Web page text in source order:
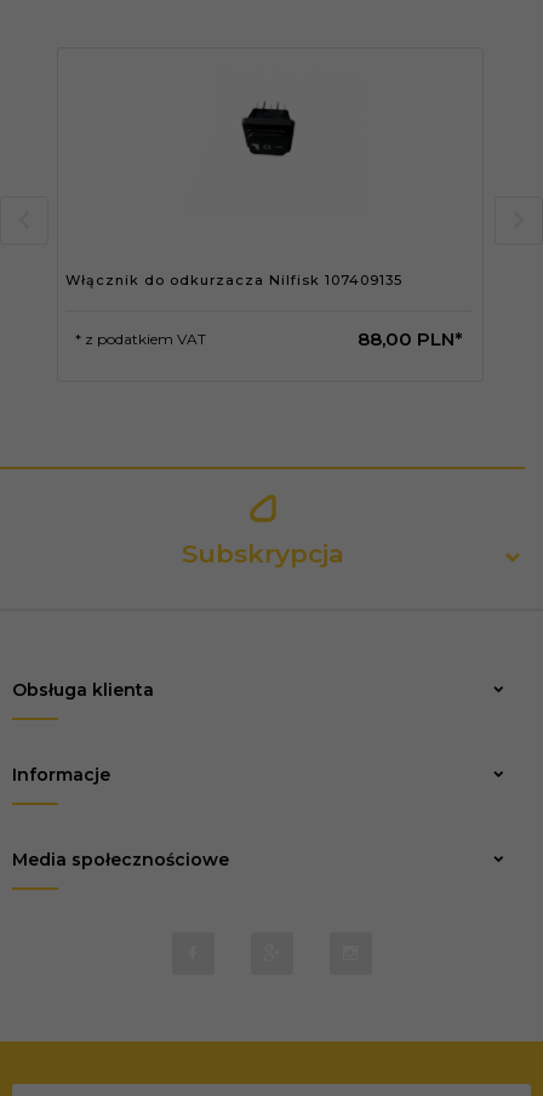
Włącznik do odkurzacza Nilfisk 107409135
88,00 PLN*
* z podatkiem VAT
Subskrypcja
Obsługa klienta
Informacje
Media społecznościowe